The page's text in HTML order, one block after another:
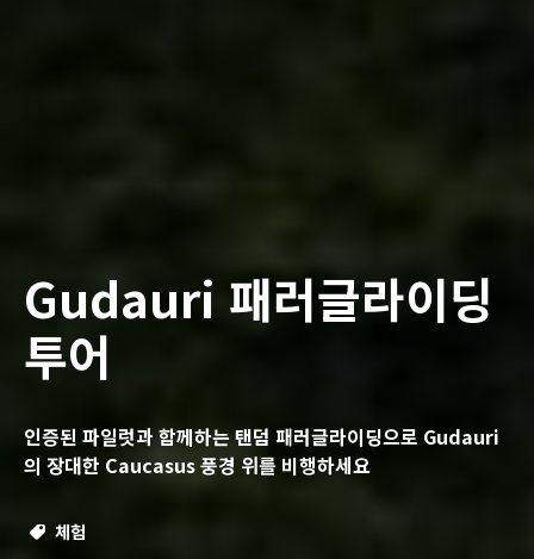
Gudauri 패러글라이딩
투어
인증된 파일럿과 함께하는 탠덤 패러글라이딩으로 Gudauri
의 장대한 Caucasus 풍경 위를 비행하세요
체험